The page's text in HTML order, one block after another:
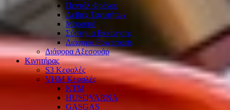
Πεντάλ Φρένου
Λεβιές Ταχυτήτων
Μαρσπιέ
Σύστημα Εκκίνησης
Διάφορα Powerparts
Διάφορα Αξεσουάρ
Κινητήρας
S3 Κεφαλές
VHM Κεφαλές
KTM
HUSQVARNA
GASGAS